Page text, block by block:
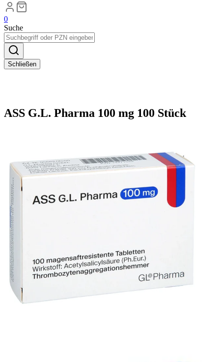
0
Suche
Schließen
ASS G.L. Pharma 100 mg 100 Stück